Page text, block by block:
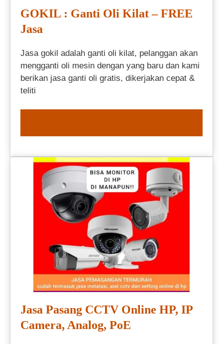
GOKIL : Ganti Oli Kilat – FREE
Jasa
Jasa gokil adalah ganti oli kilat, pelanggan akan
mengganti oli mesin dengan yang baru dan kami
berikan jasa ganti oli gratis, dikerjakan cepat &
teliti
Jasa Pasang CCTV Online HP, IP
Camera, Analog, PoE